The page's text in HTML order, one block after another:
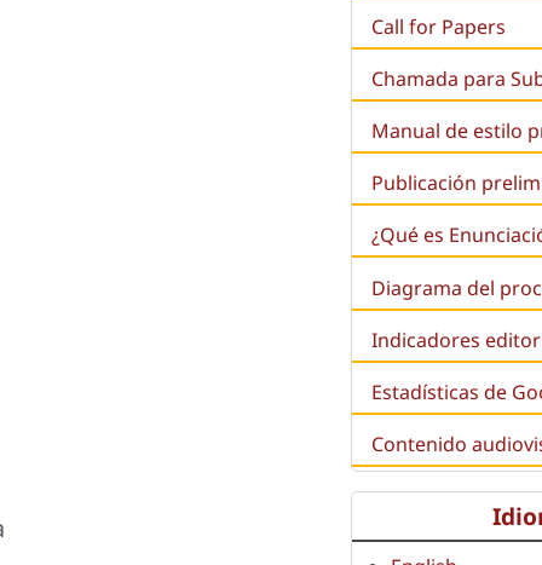
Call for Papers
Chamada para
Manual de estilo
Publicación
¿Qué es
Diagrama del
Indicadores
Estadísticas de
Contenido